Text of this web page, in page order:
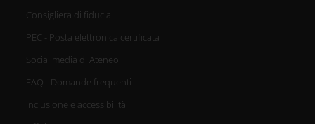
Consigliera di fiducia
PEC - Posta elettronica certificata
Social media di Ateneo
FAQ - Domande frequenti
Inclusione e accessibilità